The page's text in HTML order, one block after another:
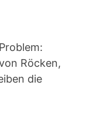
Röcken,
die